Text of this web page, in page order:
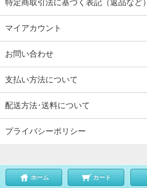
特定商取引法に基づく表記（返品など）
マイアカウント
お問い合わせ
支払い方法について
配送方法･送料について
プライバシーポリシー
ホーム カート